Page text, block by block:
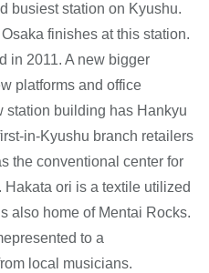
busiest station on Kyushu.
finishes at this station.
in 2011. A new bigger
platforms and office
station building has Hankyu
in-Kyushu branch retailers
the conventional center for
ori is a textile utilized
also home of Mentai Rocks.
to a
local musicians.